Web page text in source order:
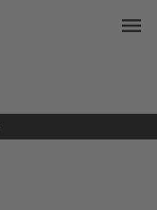
menu